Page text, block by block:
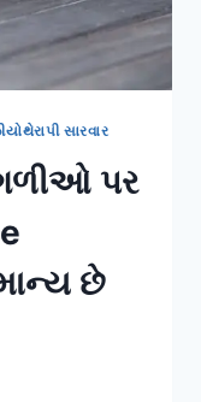
સારવાર
પર
છે